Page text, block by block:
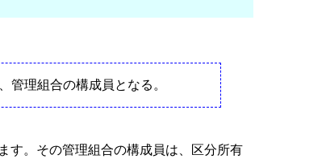
理組合の構成員となる。
す。その管理組合の構成員は、区分所有